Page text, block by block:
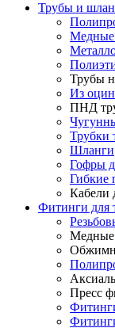
Трубы и
Медные
Трубы
Из
ПНД
Трубки
Шланги
Гофры
Гибкие
Кабели
Фитинги для
Медные
Пресс